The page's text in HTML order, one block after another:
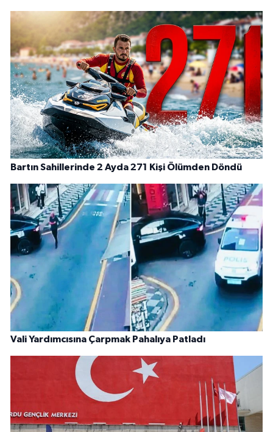
Bartın Sahillerinde 2 Ayda 271 Kişi Ölümden Döndü
Vali Yardımcısına Çarpmak Pahalıya Patladı